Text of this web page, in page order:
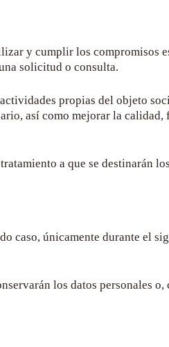
y cumplir los compromisos
solicitud o consulta.
propias del objeto
así como mejorar la
a que se destinarán
caso, únicamente durante el
los datos personales o,